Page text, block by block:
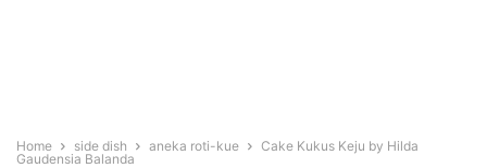
Home side dish aneka roti-kue
Cake Kukus Keju by Hilda
Gaudensia Balanda